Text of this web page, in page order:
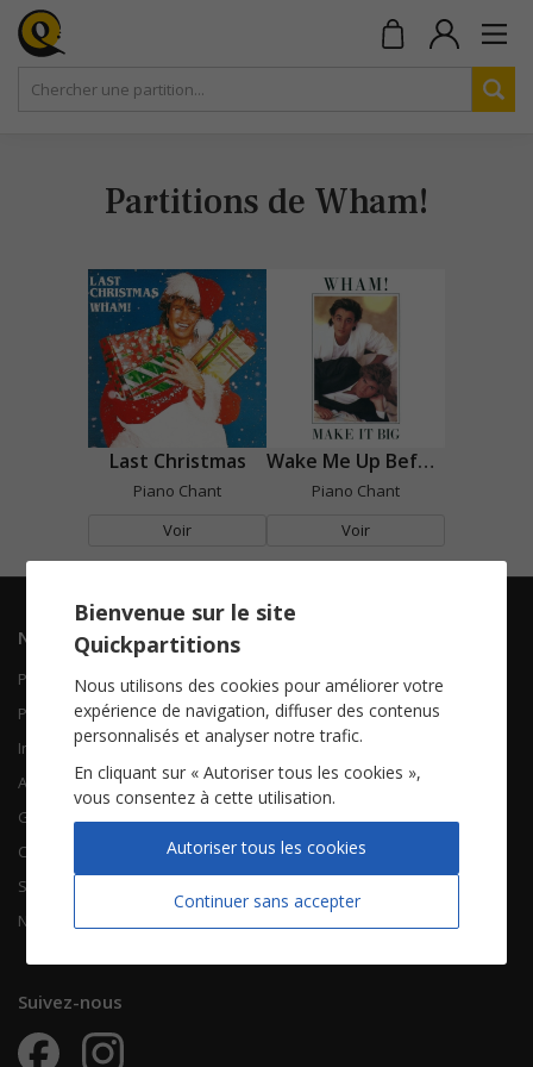
Partitions de Wham!
Last Christmas
Piano Chant
Voir
Wake Me Up Before You Go-Go
Piano Chant
Voir
Navigation
Piano Chant
Piano Solo
Instruments solistes
Accordéon
Guitare
Chorales
Songbooks
Nouvelles partitions
Contactez-nous
Qui sommes-nous
FAQ
À propos
CGV
Mentions légales
Vie privée
Suivez-nous
Bienvenue sur le site
Quickpartitions
Nous utilisons des cookies pour améliorer votre
expérience de navigation, diffuser des contenus
personnalisés et analyser notre trafic.
En cliquant sur « Autoriser tous les cookies »,
vous consentez à cette utilisation.
Continuer sans accepter
Autoriser tous les cookies